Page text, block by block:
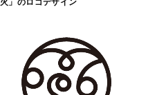
火」のロゴデザイン